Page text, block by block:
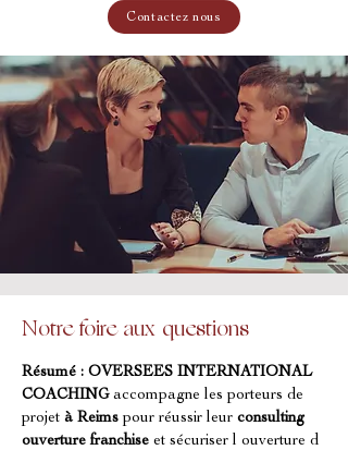
Contactez nous
Notre foire aux questions
Résumé : OVERSEES INTERNATIONAL
COACHING accompagne les porteurs de
projet à Reims pour réussir leur consulting
ouverture franchise et sécuriser l ouverture d